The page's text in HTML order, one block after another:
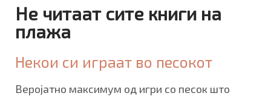
Не читаат сите книги на
плажа
Некои си играат во песокот
Веројатно максимум од игри со песок што